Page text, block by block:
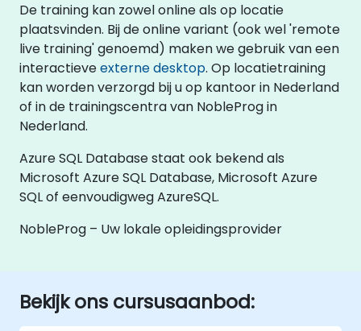
De training kan zowel online als op locatie
plaatsvinden. Bij de online variant (ook wel 'remote
live training' genoemd) maken we gebruik van een
interactieveexterne desktop. Op locatietraining
kan worden verzorgd bij u op kantoor in Nederland
of in de trainingscentra van NobleProg in
Nederland.
Azure SQL Database staat ook bekend als
Microsoft Azure SQL Database, Microsoft Azure
SQL of eenvoudigweg AzureSQL.
NobleProg – Uw lokale opleidingsprovider
Bekijk ons cursusaanbod: